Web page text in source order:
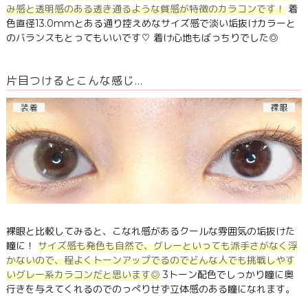
み感と透明感のある透き通るような質感が特徴のカラコンです！着
色直径13.0mmとある通り控えめなサイズ感で淡い垢抜けカラーと
のバランスもとってもいいです♡ 着け心地もばっちりでした◎
片目つけるとこんな感じ…
裸眼と比較してみると、こなれ感があるクールな雰囲気の垢抜けた
瞳に！ サイズ感も発色も自然で、グレーといっても派手さがなく浮
かないので、程よくトーンアップでるのでどんな人でも挑戦しやす
いグレー系カラコンだと思います◎3トーン配色でしっかり瞳に奥
行きを与えてくれるのでのっぺりせず立体感のある瞳になれます。